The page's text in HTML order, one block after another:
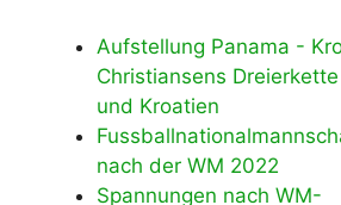
Aufstellung Panama -
Christiansens
und Kroatien
nach der WM 2022
Spannungen nach WM-